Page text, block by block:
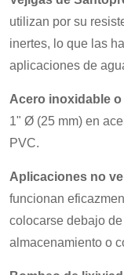
utilizan por su
inertes, lo que las
aplicaciones de
Acero inoxidable
1" Ø (25 mm) en
PVC.
Aplicaciones no
funcionan
colocarse debajo
almacenamiento o